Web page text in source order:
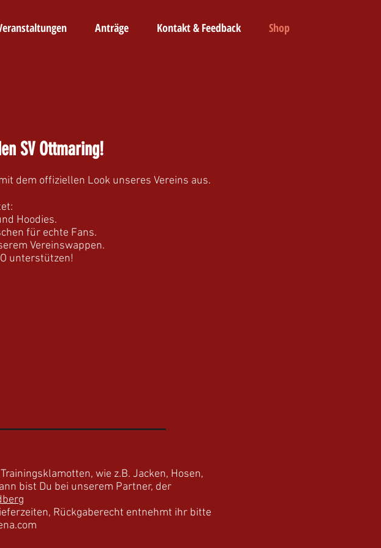
Anträge Kontakt & Feedback Shop
SV Ottmaring!
dem offiziellen Look unseres Vereins aus.
Hoodies.
für echte Fans.
Vereinswappen.
unterstützen!
wie z.B. Jacken, Hosen,
bist Du bei unserem Partner, der
Rückgaberecht entnehmt ihr bitte